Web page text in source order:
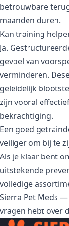
betrouwbare
maanden duren.
Kan training
Ja.
gevoel van
verminderen.
geleidelijk
zijn vooral
bekrachtiging.
Een goed
veiliger om bij te
Als je klaar bent
uitstekende
volledige
Sierra Pet Meds
vragen hebt over